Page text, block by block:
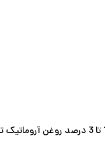
بادی میست عطری است که در مقایسه با ادو تویلت و